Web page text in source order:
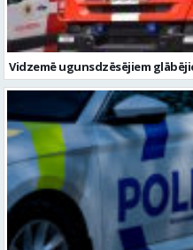
Vidzemē ugunsdzēsējiem